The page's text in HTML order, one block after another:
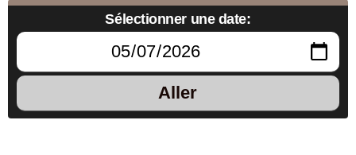
Sélectionner une date:
Aller